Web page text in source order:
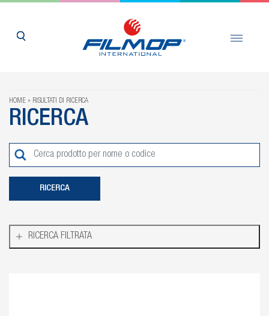
HOME RISULTATI DI RICERCA
RICERCA
RICERCA FILTRATA